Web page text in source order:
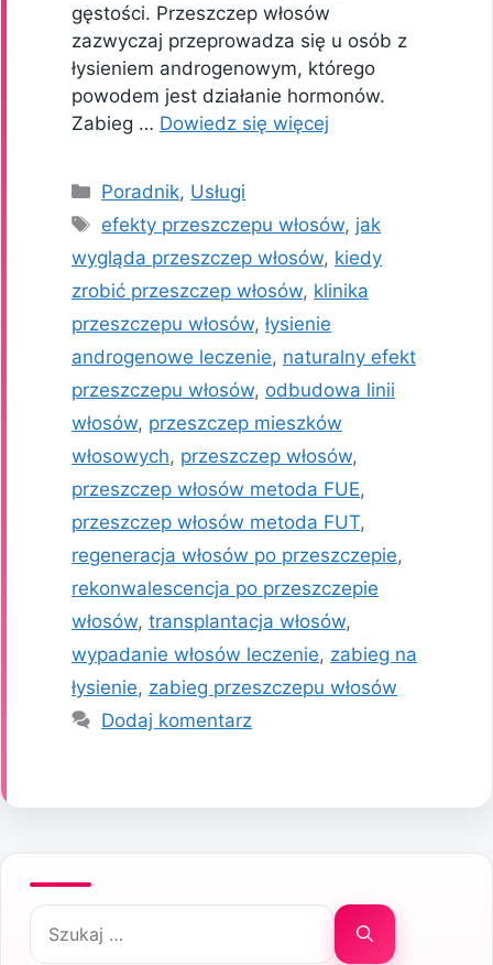
gęstości. Przeszczep włosów
zazwyczaj przeprowadza się u osób z
łysieniem androgenowym, którego
powodem jest działanie hormonów.
Zabieg … Dowiedz się więcej
Kategorie
Poradnik, Usługi
Tagi
efekty przeszczepu włosów, jak
wygląda przeszczep włosów, kiedy
zrobić przeszczep włosów, klinika
przeszczepu włosów, łysienie
androgenowe leczenie, naturalny efekt
przeszczepu włosów, odbudowa linii
włosów, przeszczep mieszków
włosowych, przeszczep włosów,
przeszczep włosów metoda FUE,
przeszczep włosów metoda FUT,
regeneracja włosów po przeszczepie,
rekonwalescencja po przeszczepie
włosów, transplantacja włosów,
wypadanie włosów leczenie, zabieg na
łysienie, zabieg przeszczepu włosów
Dodaj komentarz
Szukaj: